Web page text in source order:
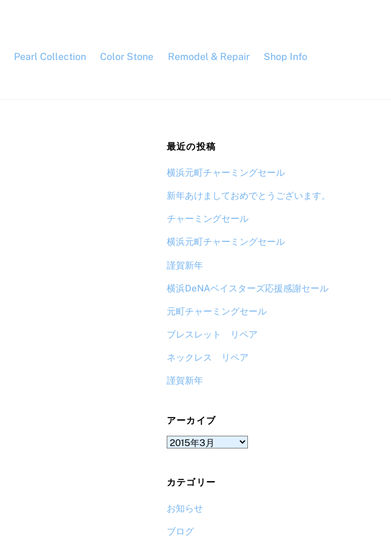
Pearl Collection Color Stone Remodel & Repair Shop Info
最近の投稿
横浜元町チャーミングセール
新年あけましておめでとうございます。
チャーミングセール
横浜元町チャーミングセール
謹賀新年
横浜DeNAベイスターズ応援感謝セール
元町チャーミングセール
ブレスレット リペア
ネックレス リペア
謹賀新年
アーカイブ
ア
イ
ブ
カテゴリー
お知らせ
ブログ